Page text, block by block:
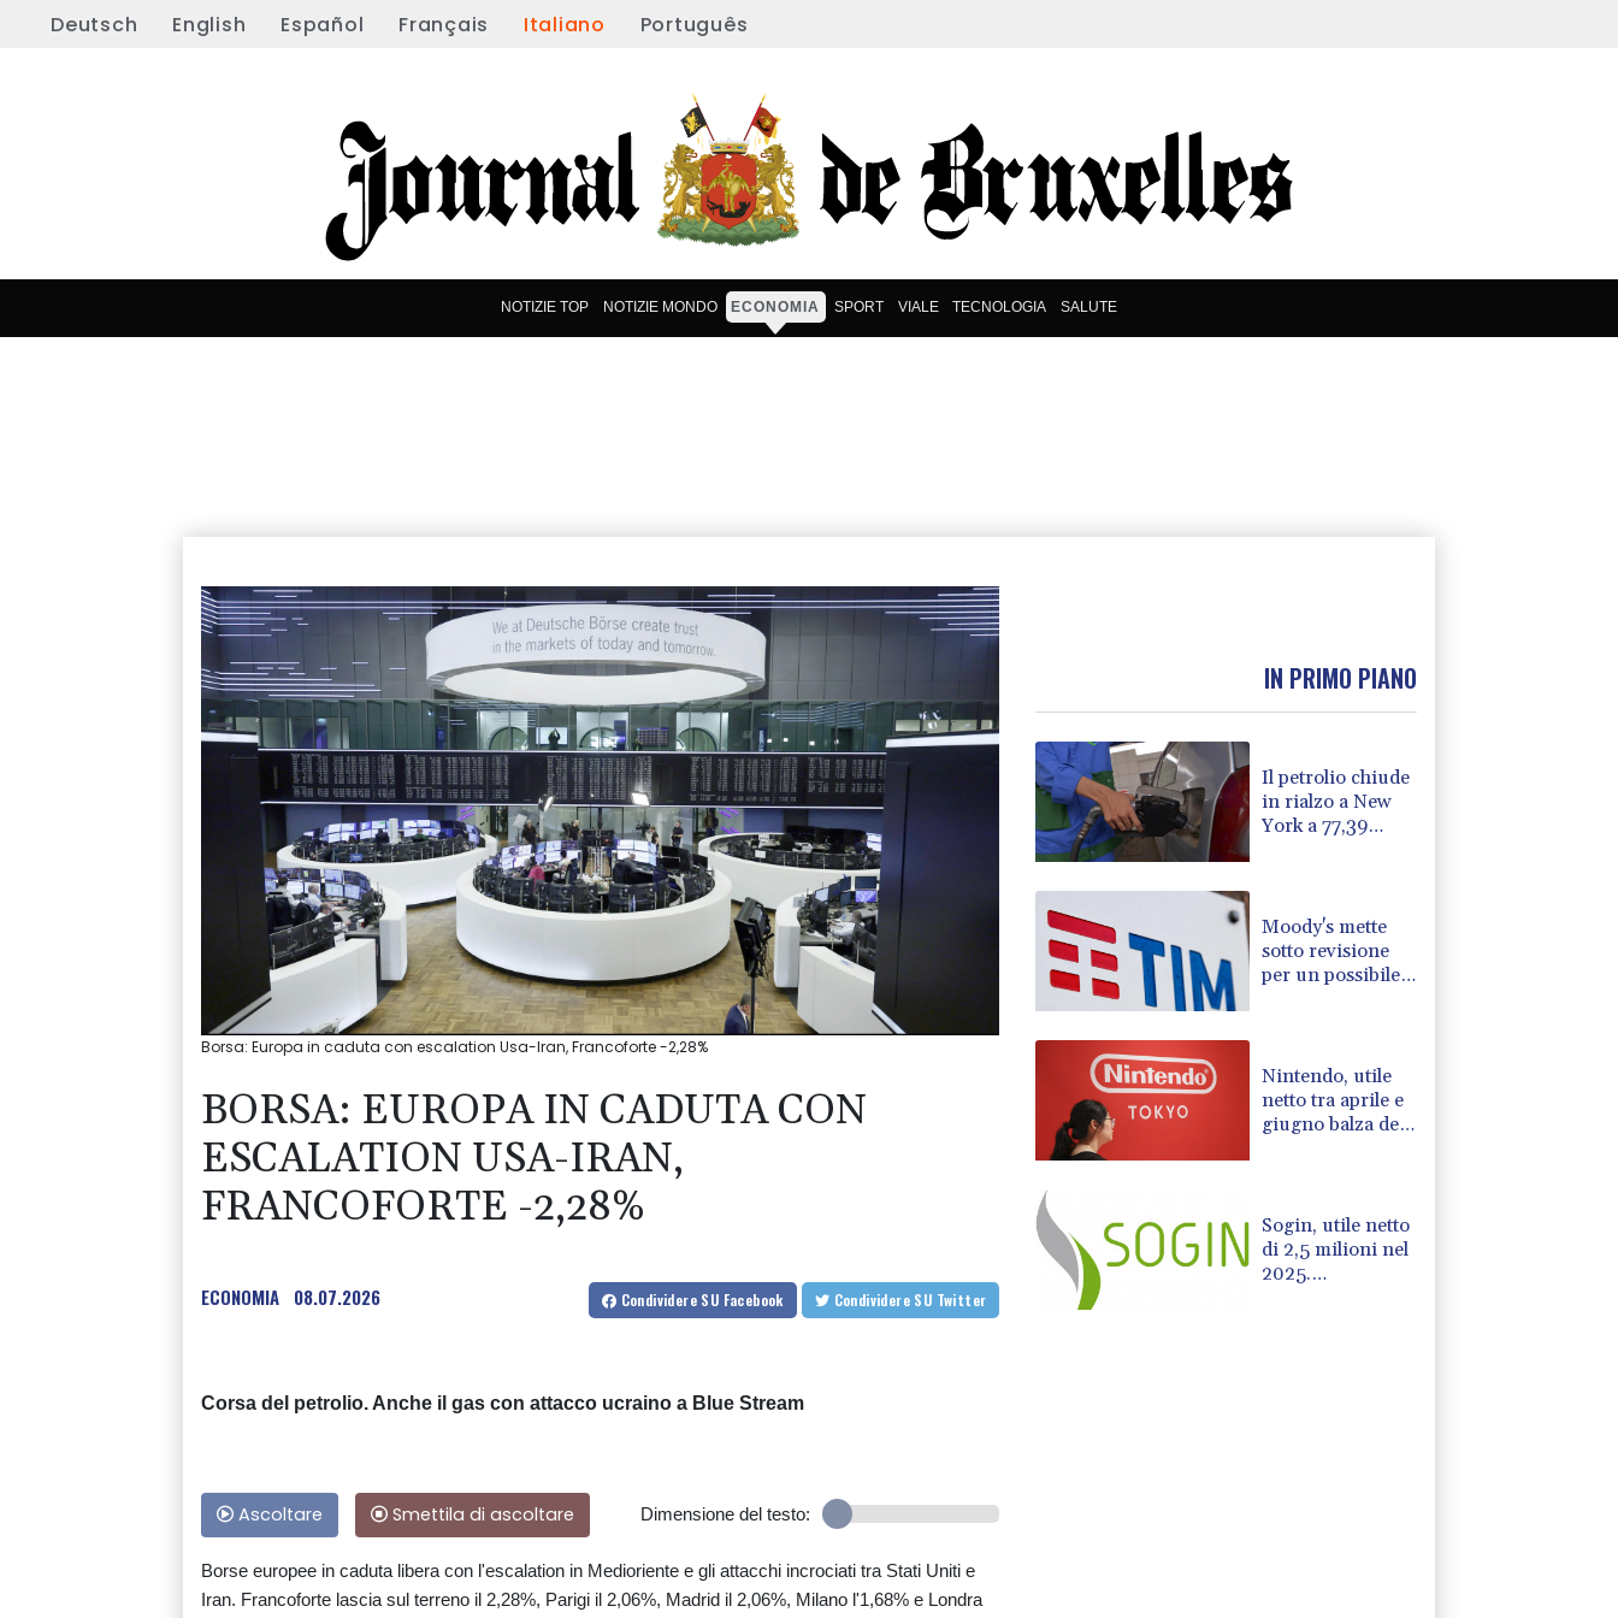
Deutsch English Español Français Italiano Português
NOTIZIE TOP NOTIZIE MONDO ECONOMIA SPORT VIALE TECNOLOGIA SALUTE
Borsa: Europa in caduta con escalation Usa-Iran, Francoforte -2,28%
BORSA: EUROPA IN CADUTA CON
ESCALATION USA-IRAN,
FRANCOFORTE -2,28%
ECONOMIA 08.07.2026 Condividere SU Facebook Condividere SU Twitter
Corsa del petrolio. Anche il gas con attacco ucraino a Blue Stream
Ascoltare Smettila di ascoltare Dimensione del testo:
Borse europee in caduta libera con l'escalation in Medioriente e gli attacchi incrociati tra Stati Uniti e
Iran. Francoforte lascia sul terreno il 2,28%, Parigi il 2,06%, Madrid il 2,06%, Milano l'1,68% e Londra
IN PRIMO PIANO
Il petrolio chiude
in rialzo a New
York a 77,39
Moody's mette
sotto revisione
per un possibile
Nintendo, utile
netto tra aprile e
giugno balza del
Sogin, utile netto
di 2,5 milioni nel
2025.